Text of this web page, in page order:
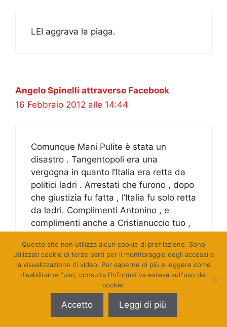
LEI aggrava la piaga.
Angelo Spinelli attraverso Facebook
16 Febbraio 2012 alle 14:44
Comunque Mani Pulite è stata un
disastro . Tangentopoli era una
vergogna in quanto l’Italia era retta da
politici ladri . Arrestati che furono , dopo
che giustizia fu fatta , l’Italia fu solo retta
da ladri. Complimenti Antonino , e
complimenti anche a Cristianuccio tuo ,
marmellata ! Lo hanno beccato con la
bottiglia di Montenegro nella Bisaccia
….ma la bottiglia non era la sua …
Questo sito non utilizza alcun cookie di profilazione. Sono
utilizzati cookie di terze parti per il monitoraggio degli accessi e
la visualizzazione di video. Per saperne di più e leggere come
disabilitarne l'uso, consulta l'informativa estesa sull'uso dei
cookie.
Accetto Leggi di più